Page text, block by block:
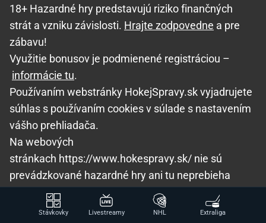
18+ Hazardné hry predstavujú riziko finančných
strát a vzniku závislosti. Hrajte zodpovedne a pre
zábavu!
Využitie bonusov je podmienené registráciou –
informácie tu.
Používaním webstránky HokejSpravy.sk vyjadrujete
súhlas s používaním cookies v súlade s nastavením
vášho prehliadača.
Na webových
stránkach https://www.hokespravy.sk/ nie sú
prevádzkované hazardné hry ani tu neprebieha
sprostredkovanie akýchkoľvek platieb.
Dôležité odkazy:Ministerstvo Financií SR,Úrad pre
Stávkovky Livestreamy NHL Extraliga